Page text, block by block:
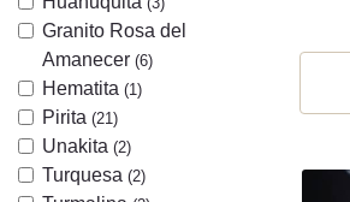
Granito Rosa del
Amanecer (6)
Hematita (1)
Pirita (21)
Unakita (2)
Turquesa (2)